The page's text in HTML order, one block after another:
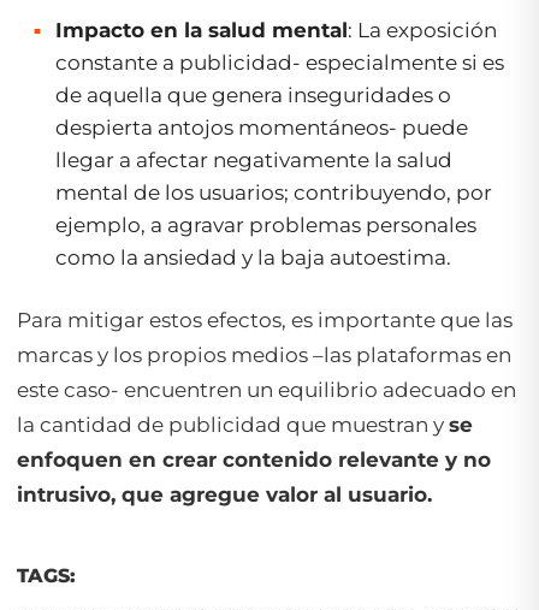
Impacto en la salud mental: La exposición
constante a publicidad- especialmente si es
de aquella que genera inseguridades o
despierta antojos momentáneos- puede
llegar a afectar negativamente la salud
mental de los usuarios; contribuyendo, por
ejemplo, a agravar problemas personales
como la ansiedad y la baja autoestima.
Para mitigar estos efectos, es importante que las
marcas y los propios medios –las plataformas en
este caso- encuentren un equilibrio adecuado en
la cantidad de publicidad que muestran y se
enfoquen en crear contenido relevante y no
intrusivo, que agregue valor al usuario.
TAGS: